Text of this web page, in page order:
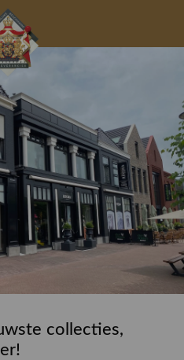
in
winkeloppervlak
collecties,